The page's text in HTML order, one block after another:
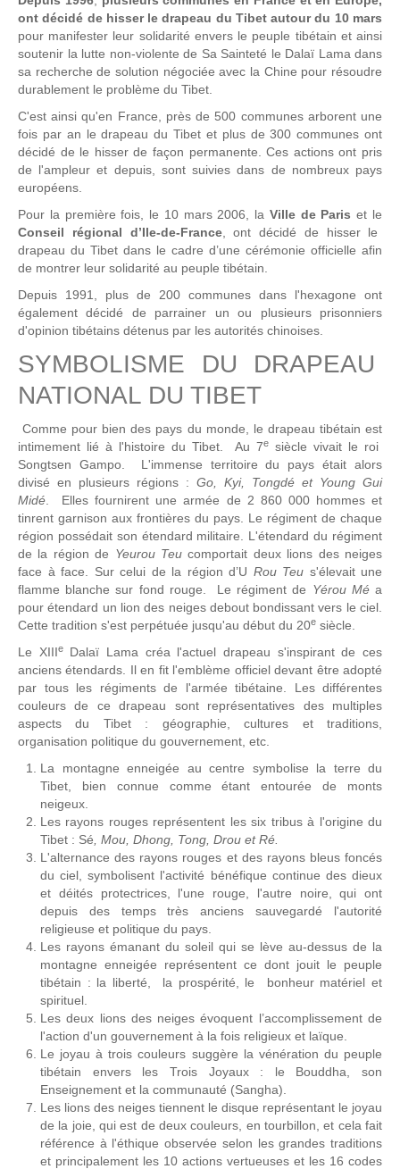
ont décidé de hisser le drapeau du Tibet autour du 10 mars
pour manifester leur solidarité envers le peuple tibétain et ainsi
soutenir la lutte non-violente de Sa Sainteté le Dalaï Lama dans
sa recherche de solution négociée avec la Chine pour résoudre
durablement le problème du Tibet.
C'est ainsi qu'en France, près de 500 communes arborent une
fois par an le drapeau du Tibet et plus de 300 communes ont
décidé de le hisser de façon permanente. Ces actions ont pris
de l'ampleur et depuis, sont suivies dans de nombreux pays
européens.
Pour la première fois, le 10 mars 2006, la Villede Paris et le
Conseil régional d’Ile-de-France, ont décidé de hisser le
drapeau du Tibet dans le cadre d’une cérémonie officielle afin
de montrer leur solidarité au peuple tibétain.
Depuis 1991, plus de 200 communes dans l'hexagone ont
également décidé de parrainer un ou plusieurs prisonniers
d'opinion tibétains détenus par les autorités chinoises.
SYMBOLISME DU DRAPEAU
NATIONAL DU TIBET
Comme pour bien des pays du monde, le drapeau tibétain est
intimement lié à l'histoire du Tibet. Au 7e siècle vivait le roi
Songtsen Gampo. L'immense territoire du pays était alors
divisé en plusieurs régions : Go, Kyi, Tongdé et Young Gui
Midé . Elles fournirent une armée de 2 860 000 hommes et
tinrent garnison aux frontières du pays. Le régiment de chaque
région possédait son étendard militaire. L'étendard du régiment
de la région de Yeurou Teu comportait deux lions des neiges
face à face. Sur celui de la région d’U Rou Teu s'élevait une
flamme blanche sur fond rouge. Le régiment de Yérou Méa
pour étendard un lion des neiges debout bondissant vers le ciel.
Cette tradition s'est perpétuée jusqu'au début du 20e siècle.
Le XIIIeDalaï Lama créa l'actuel drapeau s'inspirant de ces
anciens étendards. Il en fit l'emblème officiel devant être adopté
par tous les régiments de l'armée tibétaine. Les différentes
couleurs de ce drapeau sont représentatives des multiples
aspects du Tibet : géographie, cultures et traditions,
organisation politique du gouvernement, etc.
La montagne enneigée au centre symbolise la terre du
Tibet, bien connue comme étant entourée de monts
neigeux.
Les rayons rouges représentent les six tribus à l'origine du
Tibet : Sé , Mou, Dhong, Tong, Drou et Ré.
L'alternance des rayons rouges et des rayons bleus foncés
du ciel, symbolisent l'activité bénéfique continue des dieux
et déités protectrices, l'une rouge, l'autre noire, qui ont
depuis des temps très anciens sauvegardé l'autorité
religieuse et politique du pays.
Les rayons émanant du soleil qui se lève au-dessus de la
montagne enneigée représentent ce dont jouit le peuple
tibétain : la liberté, la prospérité, le bonheur matériel et
spirituel.
Les deux lions des neiges évoquent l’accomplissement de
l'action d'un gouvernement à la fois religieux et laïque.
Le joyau à trois couleurs suggère la vénération du peuple
tibétain envers les Trois Joyaux : le Bouddha, son
Enseignement et la communauté (Sangha).
Les lions des neiges tiennent le disque représentant le joyau
de la joie, qui est de deux couleurs, en tourbillon, et cela fait
référence à l'éthique observée selon les grandes traditions
et principalement les 10 actions vertueuses et les 16 codes